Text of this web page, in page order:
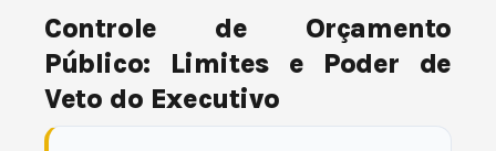
Controle de Orçamento
Público: Limites e Poder de
Veto do Executivo